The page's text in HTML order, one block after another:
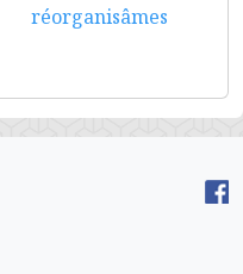
réorganisâmes